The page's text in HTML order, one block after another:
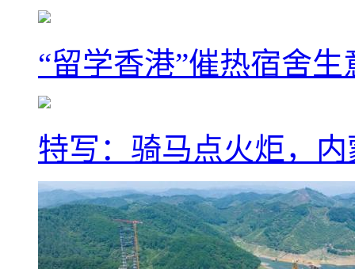
“留学香港”催热宿舍
特写：骑马点火炬，